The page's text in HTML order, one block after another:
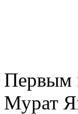
Первым
Мурат